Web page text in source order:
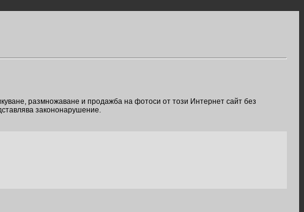
размножаване и продажба на фотоси от този Интернет сайт без
закононарушение.